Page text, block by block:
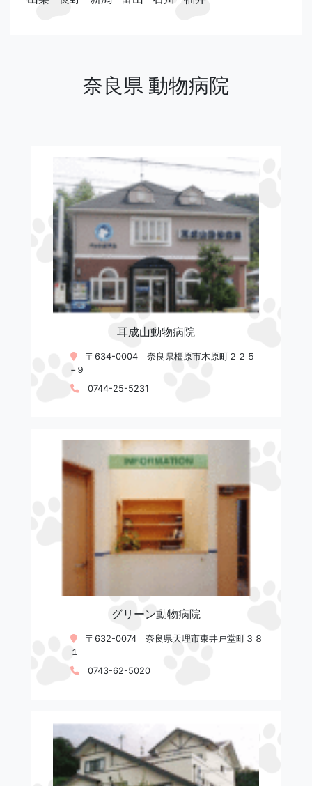
奈良県 動物病院
耳成山動物病院
〒634-0004 奈良県橿原市木原町２２５
−９
0744-25-5231
グリーン動物病院
〒632-0074 奈良県天理市東井戸堂町３８
１
0743-62-5020